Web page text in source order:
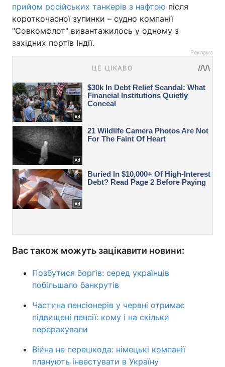
прийом російських танкерів з нафтою після
короткочасної зупинки – судно компанії
"Совкомфлот" вивантажилось у одному з
західних портів Індії.
Реклама
Вас також можуть зацікавити новини:
Позбутися боргів: серед українців
побільшало банкрутів
Частина пенсіонерів у червні отримає
підвищені пенсії: кому і на скільки
перерахували
Війна не перешкода: німецькі компанії
планують інвестувати в Україну